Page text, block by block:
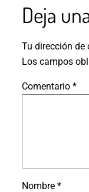
Deja
Tu dirección de
Los campos
Comentario *
Nombre *